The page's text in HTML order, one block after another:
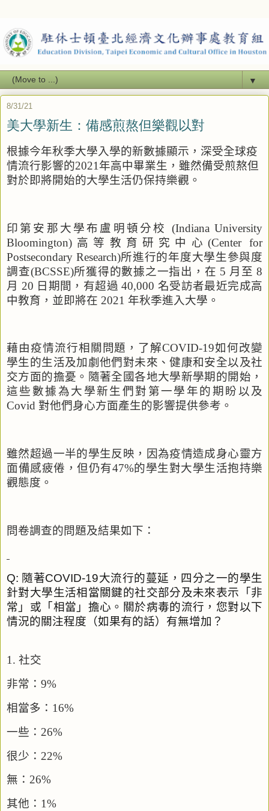
▼
8/31/21
美大學新生：備感煎熬但樂觀以對
根據今年秋季大學入學的新數據顯示，深受全球疫
情流行影響的2021 年高中畢業生，雖然備受煎熬但
對於即將開始的大學生活仍保持樂觀。
印第安那大學布盧明頓分校
(Indiana University
Bloomington) 高等教育研究中心 (Center for
Postsecondary Research)所進行的年度大學生參與度
調查(BCSSE)所獲得的數據之一指出，在 5 月至 8
月 20 日期間，有超過 40,000 名受訪者最近完成高
中教育，並即將在 2021 年秋季進入大學。
藉由疫情流行相關問題，了解COVID-19如何改變
學生的生活及加劇他們對未來、健康和安全以及社
交方面的擔憂。隨著全國各地大學新學期的開始，
這些數據為大學新生們對第一學年的期盼以及
Covid 對他們身心方面產生的影響提供參考。
雖然超過一半的學生反映，因為疫情造成身心靈方
面備感疲倦，但仍有47%的學生對大學生活抱持樂
觀態度。
問卷調查的問題及結果如下：
Q: 隨著COVID-19大流行的蔓延，四分之一的學生
針對大學生活相當關鍵的社交部分及未來表示「非
常」或「相當」擔心。關於病毒的流行，您對以下
情況的關注程度（如果有的話）有無增加？
1. 社交
非常： 9%
相當多： 16%
一些： 26%
很少： 22%
無： 26%
其他： 1%